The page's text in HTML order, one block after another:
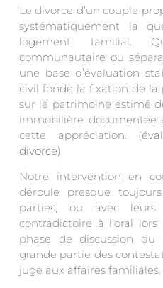
Le divorce d’un couple
systématiquement la
logement familial.
communautaire ou
une base d’évaluation
civil fonde la fixation de
sur le patrimoine estimé
immobilière documentée
cette appréciation. (
divorce)
Notre intervention en
déroule presque
parties, ou avec leurs
contradictoire à l’oral
phase de discussion du
grande partie des
juge aux affaires familiales.